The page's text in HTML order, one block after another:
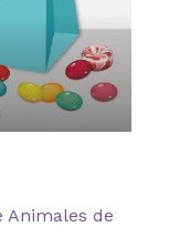
Animales de